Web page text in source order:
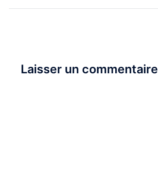
Laisser un commentaire